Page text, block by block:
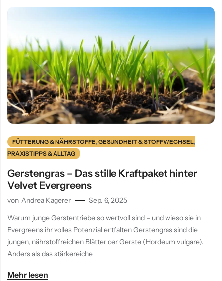
FÜTTERUNG & NÄHRSTOFFE,GESUNDHEIT & STOFFWECHSEL,
PRAXISTIPPS & ALLTAG
Gerstengras – Das stille Kraftpaket hinter
Velvet Evergreens
von Andrea Kagerer
Sep. 6, 2025
Warum junge Gerstentriebe so wertvoll sind – und wieso sie in
Evergreens ihr volles Potenzial entfalten Gerstengras sind die
jungen, nährstoffreichen Blätter der Gerste (Hordeum vulgare).
Anders als das stärkereiche
Mehr lesen